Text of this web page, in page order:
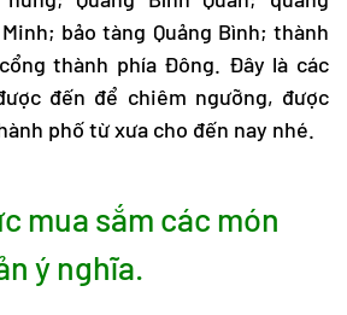
bảo tàng Quảng Bình; thành
thành phía Đông. Đây là các
đến để chiêm ngưỡng, được
phố từ xưa cho đến nay nhé.
mua sắm các món
ý nghĩa.